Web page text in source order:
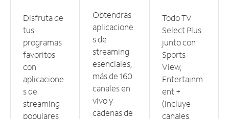
Disfruta de
tus
programas
favoritos
con
aplicacione
s de
streaming
populares
Obtendrás
aplicacione
s de
streaming
esenciales,
más de 160
canales en
vivo y
cadenas de
Todo TV
Select Plus
junto con
Sports
View,
Entertainm
ent +
(incluye
canales